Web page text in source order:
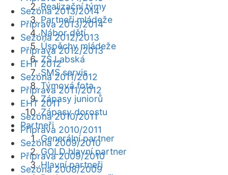
Realizační týmy
Partneři mládeže
Nábor dětí
Úspěchy mládeže
ZŠ Labská
SMS servis
Týmová fota
Zápasy juniorů
Zápasy dorostu
Partneři
Generální partner
GOLD hlavní partner
Hlavní partneři
Sezóna 2013/2014
Příprava 2013/2014
Sezóna 2012/2013
Příprava 2012/2013
EHT 2012
Sezóna 2011/2012
Příprava 2011/2012
EHT 2011
Sezóna 2010/2011
Příprava 2010/2011
Sezóna 2009/2010
Příprava 2009/2010
Sezóna 2008/2009